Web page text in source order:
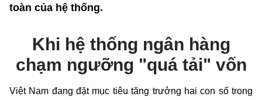
toàn của hệ thống.
Khi hệ thống ngân hàng
chạm ngưỡng "quá tải" vốn
Việt Nam đang đặt mục tiêu tăng trưởng hai con số trong